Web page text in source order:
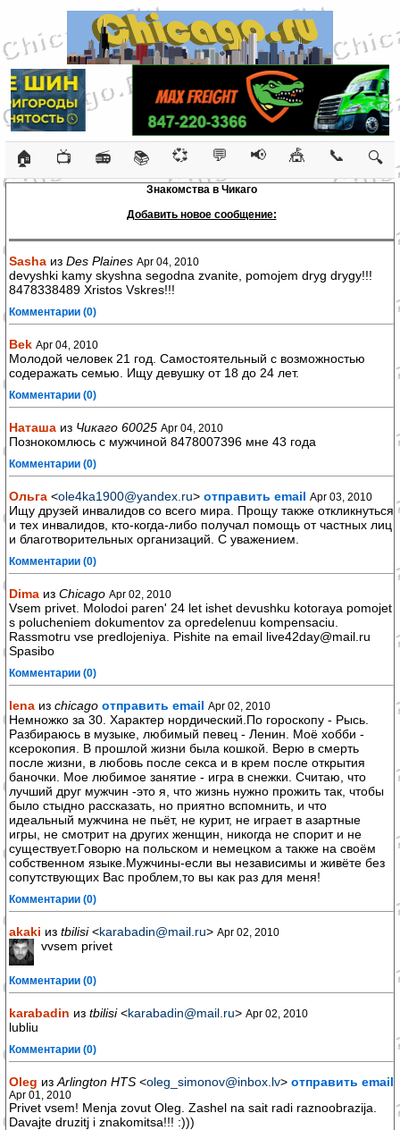
🏠 📺 📻 📚 💞 💬 📢 🎪 📞 🔍
Знакомства в Чикаго
Добавить новое сообщение:
Sasha из Des Plaines Apr 04, 2010
devyshki kamy skyshna segodna zvanite, pomojem dryg drygy!!!
8478338489 Xristos Vskres!!!
Комментарии (0)
Bek Apr 04, 2010
Молодой человек 21 год. Самостоятельный с возможностью
содеражать семью. Ищу девушку от 18 до 24 лет.
Комментарии (0)
Наташа из Чикаго 60025 Apr 04, 2010
Познокомлюсь с мужчиной 8478007396 мне 43 года
Комментарии (0)
Ольга <ole4ka1900@yandex.ru> отправить email Apr 03, 2010
Ищу друзей инвалидов со всего мира. Прощу также откликнуться
и тех инвалидов, кто-когда-либо получал помощь от частных лиц
и благотворительных организаций. С уважением.
Комментарии (0)
Dima из Chicago Apr 02, 2010
Vsem privet. Molodoi paren' 24 let ishet devushku kotoraya pomojet
s polucheniem dokumentov za opredelenuu kompensaciu.
Rassmotru vse predlojeniya. Pishite na email live42day@mail.ru
Spasibo
Комментарии (0)
lena из chicago отправить email Apr 02, 2010
Немножко за 30. Характер нордический.По гороскопу - Рысь.
Разбираюсь в музыке, любимый певец - Ленин. Моё хобби -
ксерокопия. В прошлой жизни была кошкой. Верю в смерть
после жизни, в любовь после секса и в крем после открытия
баночки. Мое любимое занятие - игра в снежки. Считаю, что
лучший друг мужчин -это я, что жизнь нужно прожить так, чтобы
было стыдно рассказать, но приятно вспомнить, и что
идеальный мужчина не пьёт, не курит, не играет в азартные
игры, не смотрит на других женщин, никогда не спорит и не
существует.Говорю на польском и немецком а также на своём
собственном языке.Мужчины-если вы независимы и живёте без
сопутствующих Вас проблем,то вы как раз для меня!
Комментарии (0)
akaki из tbilisi<karabadin@mail.ru> Apr 02, 2010
vvsem privet
Комментарии (0)
karabadin из tbilisi<karabadin@mail.ru> Apr 02, 2010
lubliu
Комментарии (0)
Oleg из Arlington HTS <oleg_simonov@inbox.lv> отправить email
Apr 01, 2010
Privet vsem! Menja zovut Oleg. Zashel na sait radi raznoobrazija.
Davajte druzitj i znakomitsa!!! :)))